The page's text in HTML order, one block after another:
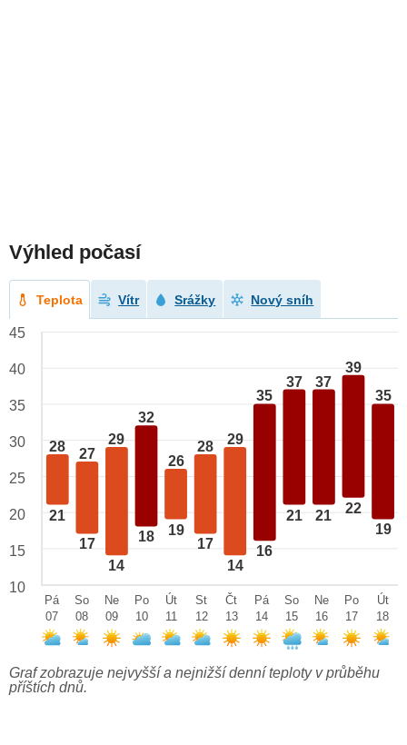
Výhled počasí
Teplota Vítr Srážky Nový sníh
28
21
27
17
29
14
32
18
26
19
28
17
29
14
35
16
37
21
37
21
39
22
35
19
45
40
35
30
25
20
15
10
Pá
07
So
08
Ne
09
Po
10
Út
11
St
12
Čt
13
Pá
14
So
15
Ne
16
Po
17
Út
18
Graf zobrazuje nejvyšší a nejnižší denní teploty v průběhu
příštích dnů.